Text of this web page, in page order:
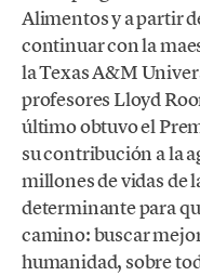
Alimentos y a partir
continuar con la
la Texas A&M
profesores Lloyd
último obtuvo el
su contribución a la
millones de vidas de
determinante para
camino: buscar
humanidad, sobre